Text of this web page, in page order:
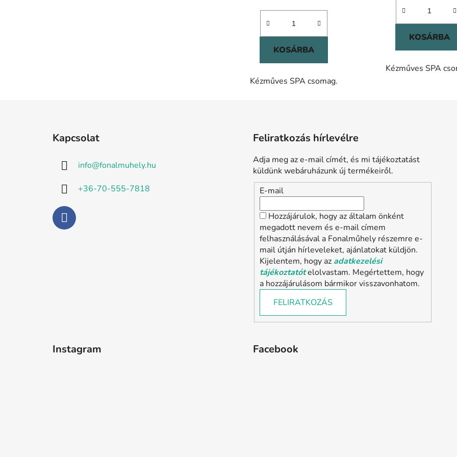
KOSÁRBA
Kézműves SPA csomag.
KOSÁRBA
Kézműves SPA
Kapcsolat
info@fonalmuhely.hu
+36-70-555-7818
Feliratkozás hírlevélre
Adja meg az e-mail címét, és mi tájékoztatást
küldünk webáruházunk új termékeiről.
E-mail
Hozzájárulok, hogy az általam önként
megadott nevem és e-mail címem
felhasználásával a Fonalműhely részemre e-
mail útján hírleveleket, ajánlatokat küldjön.
Kijelentem, hogy az adatkezelési
tájékoztatótelolvastam. Megértettem, hogy
a hozzájárulásom bármikor visszavonhatom.
FELIRATKOZÁS
Instagram Facebook